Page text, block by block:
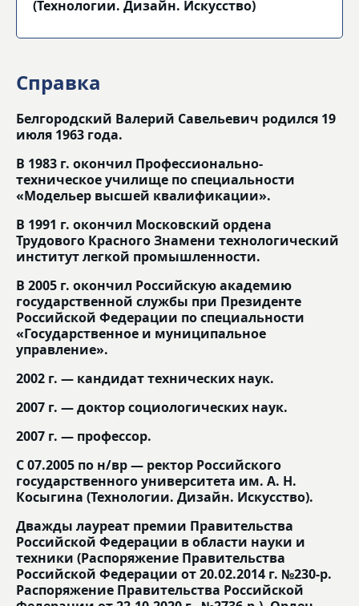
(Технологии. Дизайн. Искусство)
Справка
Белгородский Валерий Савельевич родился 19
июля 1963 года.
В 1983 г. окончил Профессионально-
техническое училище по специальности
«Модельер высшей квалификации».
В 1991 г. окончил Московский ордена
Трудового Красного Знамени технологический
институт легкой промышленности.
В 2005 г. окончил Российскую академию
государственной службы при Президенте
Российской Федерации по специальности
«Государственное и муниципальное
управление».
2002 г. — кандидат технических наук.
2007 г. — доктор социологических наук.
2007 г. — профессор.
С 07.2005 по н/вр — ректор Российского
государственного университета им. А. Н.
Косыгина (Технологии. Дизайн. Искусство).
Дважды лауреат премии Правительства
Российской Федерации в области науки и
техники (Распоряжение Правительства
Российской Федерации от 20.02.2014 г. №230-р.
Распоряжение Правительства Российской